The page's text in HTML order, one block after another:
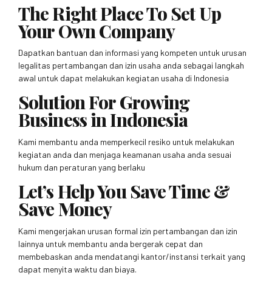
The Right Place To Set Up
Your Own Company
Dapatkan bantuan dan informasi yang kompeten untuk urusan
legalitas pertambangan dan izin usaha anda sebagai langkah
awal untuk dapat melakukan kegiatan usaha di Indonesia
Solution For Growing
Business in Indonesia
Kami membantu anda memperkecil resiko untuk melakukan
kegiatan anda dan menjaga keamanan usaha anda sesuai
hukum dan peraturan yang berlaku
Let’s Help You Save Time &
Save Money
Kami mengerjakan urusan formal izin pertambangan dan izin
lainnya untuk membantu anda bergerak cepat dan
membebaskan anda mendatangi kantor/instansi terkait yang
dapat menyita waktu dan biaya.